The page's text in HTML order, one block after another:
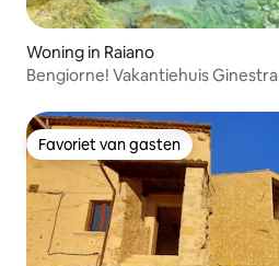
Woning in Raiano
Bengiorne! Vakantiehuis Ginestra
Favoriet van gasten
Favoriet van gasten